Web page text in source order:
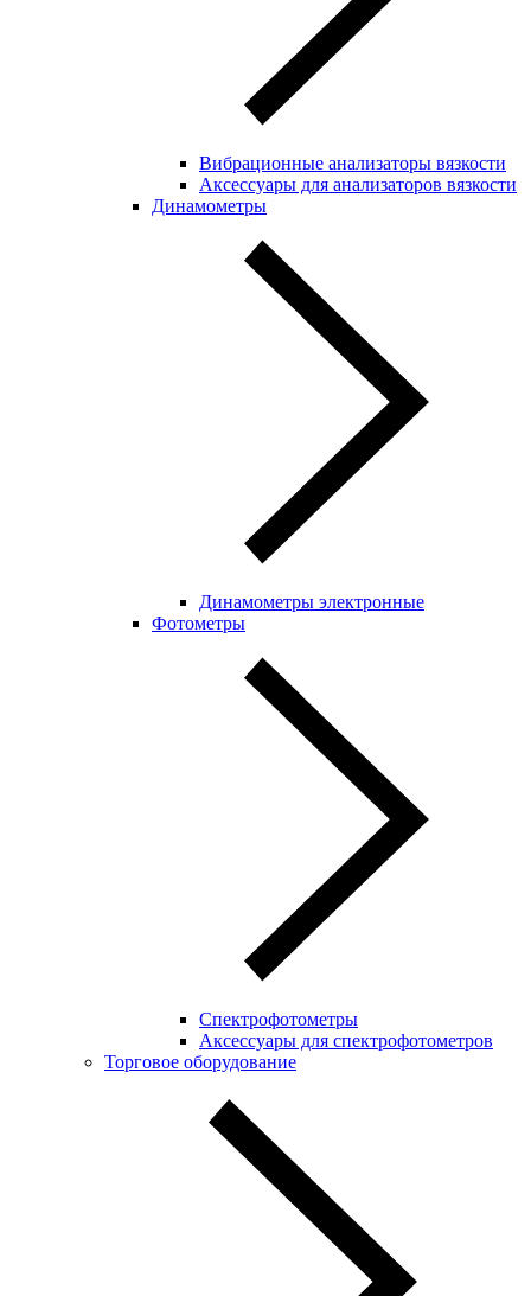
Вибрационные анализаторы вязкости
Аксессуары для анализаторов вязкости
Динамометры
Динамометры электронные
Фотометры
Спектрофотометры
Аксессуары для спектрофотометров
Торговое оборудование